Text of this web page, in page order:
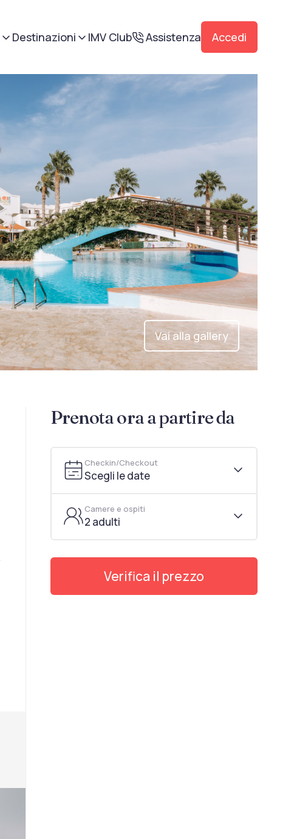
Destinazioni IMV Club Assistenza Accedi
Vai alla gallery
Prenota ora a partire da
Checkin/Checkout
Scegli le date
Camere e ospiti
2 adulti
Verifica il prezzo